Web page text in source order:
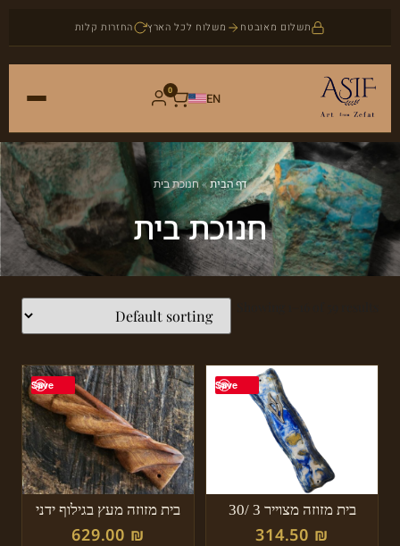
תשלום מאובטח משלוח לכל הארץ החזרות קלות
EN
0
ראשי
חנות
אמנות
אבני חן
אודות
דף הבית»חנוכת בית
חנוכת בית
Save
בית מזוזה מצוייר 3 /30
314.50 ₪
Save
בית מזוזה מעץ בגילוף ידני
629.00 ₪